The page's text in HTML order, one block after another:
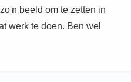
beeld om te zetten in
werk te doen. Ben wel